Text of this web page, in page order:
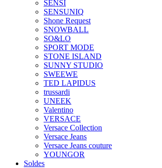
SENSI
SENSUNIQ
Shone Request
SNOWBALL
SO&LO
SPORT MODE
STONE ISLAND
SUNNY STUDIO
SWEEWE
TED LAPIDUS
trussardi
UNEEK
Valentino
VERSACE
Versace Collection
Versace Jeans
Versace Jeans couture
YOUNGOR
Soldes